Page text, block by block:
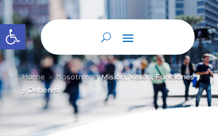
Abrir barra de herramientas
Home 9 Nosotros 9 Misión, Visión, Funciones
y Deberes